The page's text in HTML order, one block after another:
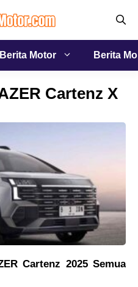
Berita Motor Berita
Cartenz X
Cartenz 2025 Semua